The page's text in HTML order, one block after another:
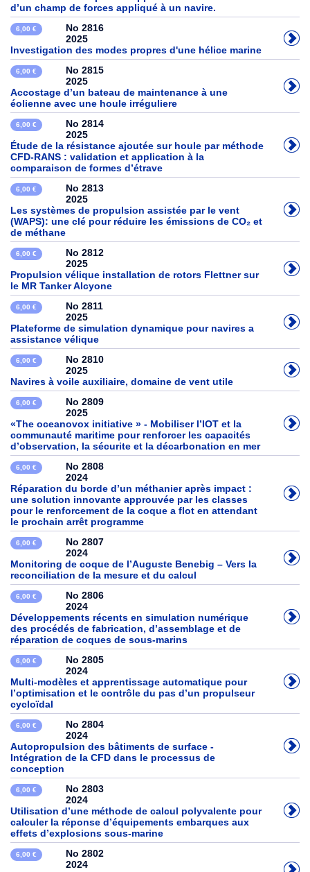
d’un champ de forces appliqué à un navire.
6,00 €
No 2816
2025
Investigation des modes propres d'une hélice marine
6,00 €
No 2815
2025
Accostage d’un bateau de maintenance à une
éolienne avec une houle irréguliere
6,00 €
No 2814
2025
Étude de la résistance ajoutée sur houle par méthode
CFD-RANS : validation et application à la
comparaison de formes d’étrave
6,00 €
No 2813
2025
Les systèmes de propulsion assistée par le vent
(WAPS): une clé pour réduire les émissions de CO₂ et
de méthane
6,00 €
No 2812
2025
Propulsion vélique installation de rotors Flettner sur
le MR Tanker Alcyone
6,00 €
No 2811
2025
Plateforme de simulation dynamique pour navires a
assistance vélique
6,00 €
No 2810
2025
Navires à voile auxiliaire, domaine de vent utile
6,00 €
No 2809
2025
«The oceanovox initiative » - Mobiliser l’IOT et la
communauté maritime pour renforcer les capacités
d’observation, la sécurite et la décarbonation en mer
6,00 €
No 2808
2024
Réparation du borde d’un méthanier après impact :
une solution innovante approuvée par les classes
pour le renforcement de la coque a flot en attendant
le prochain arrêt programme
6,00 €
No 2807
2024
Monitoring de coque de l’Auguste Benebig – Vers la
reconciliation de la mesure et du calcul
6,00 €
No 2806
2024
Développements récents en simulation numérique
des procédés de fabrication, d’assemblage et de
réparation de coques de sous-marins
6,00 €
No 2805
2024
Multi-modèles et apprentissage automatique pour
l’optimisation et le contrôle du pas d’un propulseur
cycloïdal
6,00 €
No 2804
2024
Autopropulsion des bâtiments de surface -
Intégration de la CFD dans le processus de
conception
6,00 €
No 2803
2024
Utilisation d’une méthode de calcul polyvalente pour
calculer la réponse d’équipements embarques aux
effets d’explosions sous-marine
6,00 €
No 2802
2024